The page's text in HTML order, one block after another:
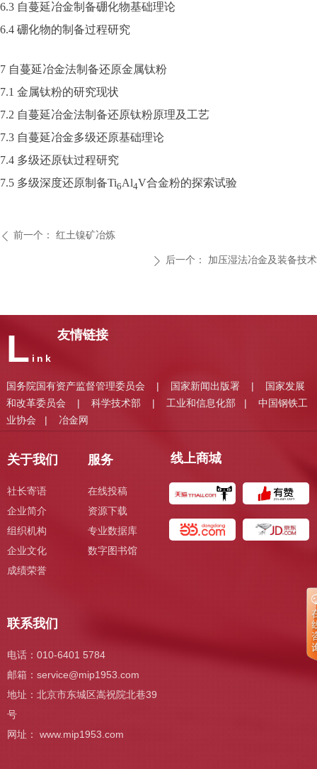
ꄴ 前一个： 红土镍矿冶炼
ꄲ 后一个： 加压湿法冶金及装备技术
6.3 自蔓延冶金制备硼化物基础理论
6.4 硼化物的制备过程研究
7 自蔓延冶金法制备还原金属钛粉
7.1 金属钛粉的研究现状
7.2 自蔓延冶金法制备还原钛粉原理及工艺
7.3 自蔓延冶金多级还原基础理论
7.4 多级还原钛过程研究
7.5 多级深度还原制备Ti6Al4V合金粉的探索试验
关于我们
社长寄语
企业简介
组织机构
企业文化
成绩荣誉
服务
在线投稿
资源下载
专业数据库
数字图书馆
线上商城
联系我们
电话：010-6401 5784
邮箱： service@mip1953.com
地址：北京市东城区嵩祝院北巷39
号
网址： www.mip1953.com
国务院国有资产监督管理委员会 | 国家新闻出版署 | 国家发展
和改革委员会 | 科学技术部 | 工业和信息化部 | 中国钢铁工
业协会 | 冶金网
L ink
友情链接